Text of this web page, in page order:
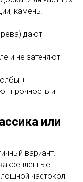
камень.
дают
и не затеняют
+
прочность и
или
вариант.
частокол